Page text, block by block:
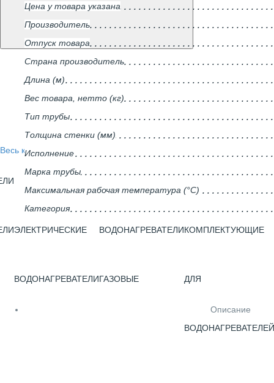
Весь каталог
ЭЛЕКТРИЧЕСКИЕ
ВОДОНАГРЕВАТЕЛИ
ВОДОНАГРЕВАТЕЛИ
ГАЗОВЫЕ
КОМПЛЕКТУЮЩИЕ
ДЛЯ
ВОДОНАГРЕВАТЕЛЕЙ
Цена у товара указана
Производитель
Отпуск товара
Страна производитель
Длина (м)
Вес товара, нетто (кг)
Тип трубы
Толщина стенки (мм)
Исполнение
Марка трубы
Максимальная рабочая температура (°С)
Категория
Описание